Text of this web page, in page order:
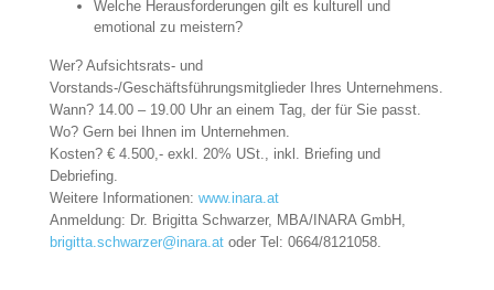
Welche Herausforderungen gilt es kulturell und
emotional zu meistern?
Wer? Aufsichtsrats- und
Vorstands-/Geschäftsführungsmitglieder Ihres Unternehmens.
Wann? 14.00 – 19.00 Uhr an einem Tag, der für Sie passt.
Wo? Gern bei Ihnen im Unternehmen.
Kosten? € 4.500,- exkl. 20% USt., inkl. Briefing und
Debriefing.
Weitere Informationen: www.inara.at
Anmeldung: Dr. Brigitta Schwarzer, MBA/INARA GmbH,
brigitta.schwarzer@inara.at oder Tel: 0664/8121058.